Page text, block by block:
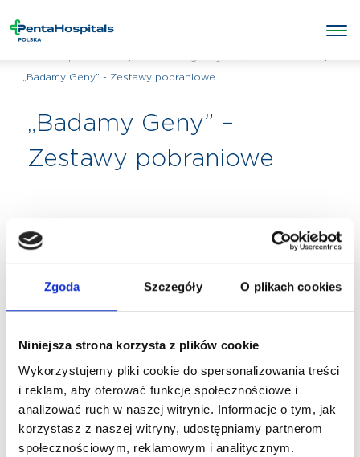
Zgoda Szczegóły O plikach cookies
Niniejsza strona korzysta z plików cookie
Wykorzystujemy pliki cookie do spersonalizowania treści
i reklam, aby oferować funkcje społecznościowe i
analizować ruch w naszej witrynie. Informacje o tym, jak
korzystasz z naszej witryny, udostępniamy partnerom
społecznościowym, reklamowym i analitycznym.
„Badamy Geny” - Zestawy pobraniowe
„Badamy Geny” –
Zestawy pobraniowe